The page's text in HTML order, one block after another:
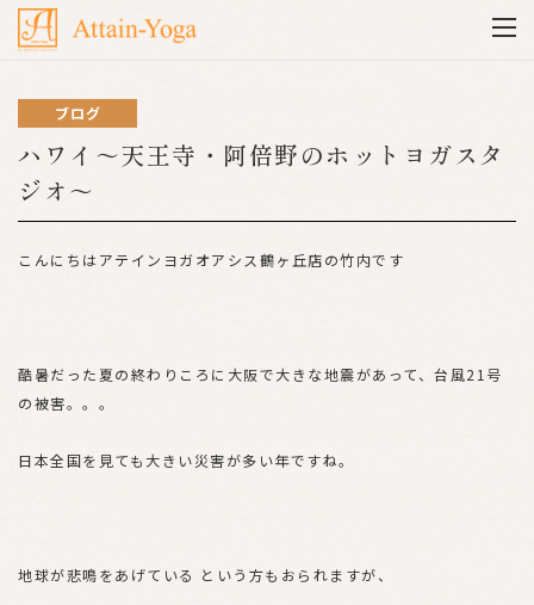
ブログ
ハワイ～天王寺・阿倍野のホットヨガスタ
ジオ～
こんにちはアテインヨガオアシス鶴ヶ丘店の竹内です
酷暑だった夏の終わりころに大阪で大きな地震があって、台風21号
の被害。。。
日本全国を見ても大きい災害が多い年ですね。
地球が悲鳴をあげている という方もおられますが、